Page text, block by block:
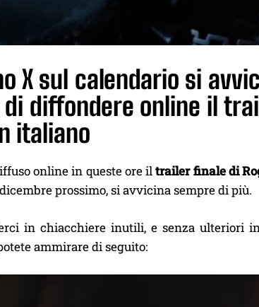
X sul calendario si
di diffondere online il
italiano
online in queste ore iltrailer finale di
prossimo, si avvicina sempre di più.
in chiacchiere inutili, e senza ulteriori
ammirare di seguito: